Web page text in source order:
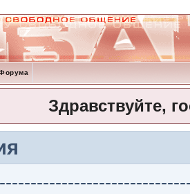
Здравствуйте,